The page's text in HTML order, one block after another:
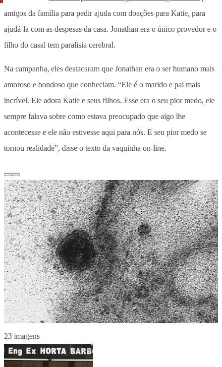
amigos da família para pedir ajuda com doações para Katie, para
ajudá-la com as despesas da casa. Jonathan era o único provedor e o
filho do casal tem paralisia cerebral.
Na campanha, eles destacaram que Jonathan era o ser humano mais
amoroso e bondoso que conheciam. “Ele é o marido e pai mais
incrível. Ele adora Katie e seus filhos. Esse era o seu pior medo, ele
sempre falava sobre como estava preocupado que algo lhe
acontecesse e ele não estivesse aqui para nós. E seu pior medo se
tornou realidade”, disse o texto da vaquinha on-line.
23 imagens